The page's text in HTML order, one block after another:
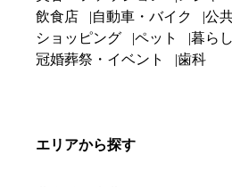
飲食店
自動車・バイク
公
ショッピング
ペット
暮らし
冠婚葬祭・イベント
歯科
エリアから探す